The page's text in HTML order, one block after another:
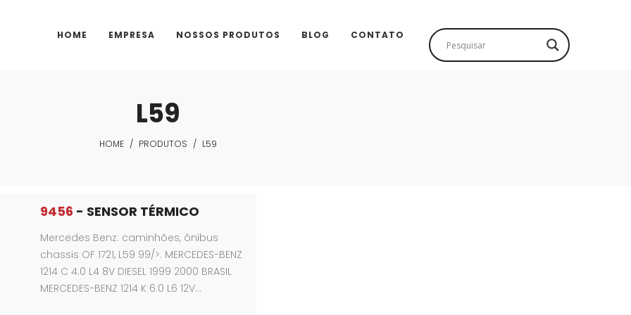
HOME EMPRESA NOSSOS PRODUTOS BLOG CONTATO
L59
HOME / PRODUTOS / L59
9456 - SENSOR TÉRMICO
Mercedes Benz: caminhões, ônibus
chassis OF 1721, L59 99/>. MERCEDES-BENZ
1214 C 4.0 L4 8V DIESEL 1999 2000 BRASIL
MERCEDES-BENZ 1214 K 6.0 L6 12V…